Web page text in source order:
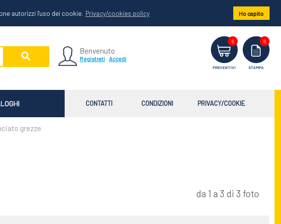
autorizzi l'uso dei cookie. Privacy/cookies policy Ho capito
Benvenuto
Registrati Accedi
0
PREVENTIVI
0
STAMPA
CONTATTI CONDIZIONI PRIVACY/COOKIE
grezze
da 1 a 3 di 3 foto